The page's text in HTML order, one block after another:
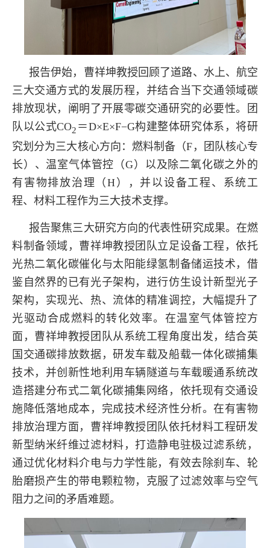
报告伊始，曹祥坤教授回顾了道路、水上、航空
三大交通方式的发展历程，并结合当下交通领域碳
排放现状，阐明了开展零碳交通研究的必要性。团
队以公式CO2 ＝D×E×F−G构建整体研究体系，将研
究划分为三大核心方向：燃料制备（F，团队核心专
长）、温室气体管控（G）以及除二氧化碳之外的
有害物排放治理（H），并以设备工程、系统工
程、材料工程作为三大技术支撑。
报告聚焦三大研究方向的代表性研究成果。在燃
料制备领域，曹祥坤教授团队立足设备工程，依托
光热二氧化碳催化与太阳能绿氢制备储运技术，借
鉴自然界的已有光子架构，进行仿生设计新型光子
架构，实现光、热、流体的精准调控，大幅提升了
光驱动合成燃料的转化效率。在温室气体管控方
面，曹祥坤教授团队从系统工程角度出发，结合英
国交通碳排放数据，研发车载及船载一体化碳捕集
技术，并创新性地利用车辆隧道与车载暖通系统改
造搭建分布式二氧化碳捕集网络，依托现有交通设
施降低落地成本，完成技术经济性分析。在有害物
排放治理方面，曹祥坤教授团队依托材料工程研发
新型纳米纤维过滤材料，打造静电驻极过滤系统，
通过优化材料介电与力学性能，有效去除刹车、轮
胎磨损产生的带电颗粒物，克服了过滤效率与空气
阻力之间的矛盾难题。